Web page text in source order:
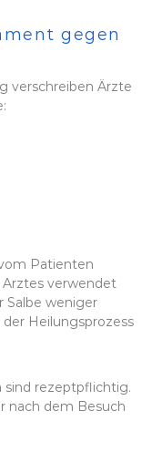
gegen
verschreiben Ärzte
Patienten
verwendet
Salbe weniger
Heilungsprozess
rezeptpflichtig.
nach dem Besuch